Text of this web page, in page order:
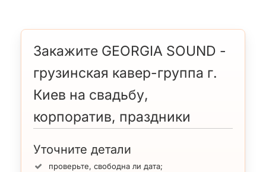
Закажите GEORGIA SOUND -
грузинская кавер-группа г.
Киев на свадьбу,
корпоратив, праздники
Уточните детали
проверьте, свободна ли дата;